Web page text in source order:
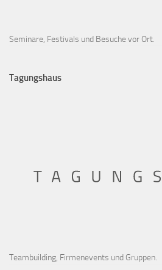
Seminare, Festivals und Besuche vor Ort.
Tagungshaus
Teambuilding, Firmenevents und Gruppen.